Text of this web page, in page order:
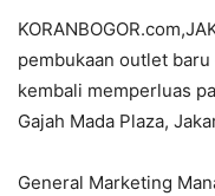
pembukaan outlet
kembali memperluas
Gajah Mada Plaza,
General Marketing